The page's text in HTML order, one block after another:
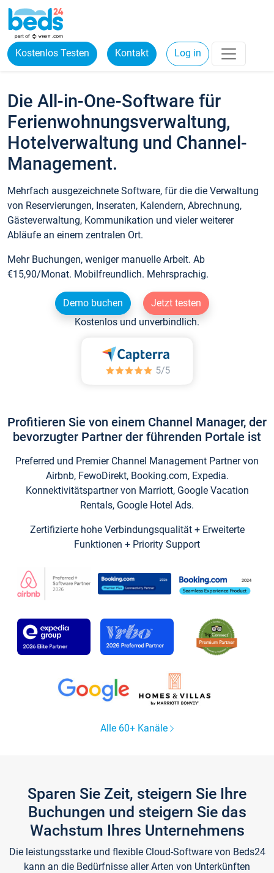
Kostenlos Testen Kontakt Log in
Die All-in-One-Software für
Ferienwohnungsverwaltung,
Hotelverwaltung und Channel-
Management.
Mehrfach ausgezeichnete Software, für die die Verwaltung
von Reservierungen, Inseraten, Kalendern, Abrechnung,
Gästeverwaltung, Kommunikation und vieler weiterer
Abläufe an einem zentralen Ort.
Mehr Buchungen, weniger manuelle Arbeit. Ab
€15,90/Monat. Mobilfreundlich. Mehrsprachig.
Demo buchen
Jetzt testen
Kostenlos und unverbindlich.
Profitieren Sie von einem Channel Manager, der
bevorzugter Partner der führenden Portale ist
Preferred und Premier Channel Management Partner von
Airbnb, FewoDirekt, Booking.com, Expedia.
Konnektivitätspartner von Marriott, Google Vacation
Rentals, Google Hotel Ads.
Zertifizierte hohe Verbindungsqualität + Erweiterte
Funktionen + Priority Support
Alle 60+ Kanäle
Sparen Sie Zeit, steigern Sie Ihre
Buchungen und steigern Sie das
Wachstum Ihres Unternehmens
Die leistungsstarke und flexible Cloud-Software von Beds24
kann an die Bedürfnisse aller Arten von Unterkünften